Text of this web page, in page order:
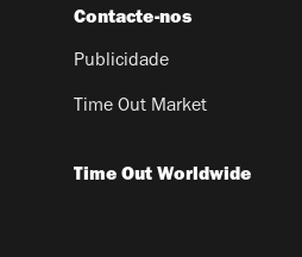
Contacte-nos
Publicidade
Time Out Market
Time Out Worldwide